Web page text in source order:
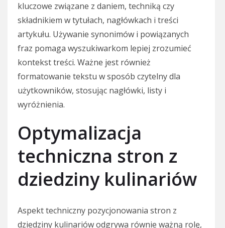
kluczowe związane z daniem, techniką czy
składnikiem w tytułach, nagłówkach i treści
artykułu. Używanie synonimów i powiązanych
fraz pomaga wyszukiwarkom lepiej zrozumieć
kontekst treści. Ważne jest również
formatowanie tekstu w sposób czytelny dla
użytkowników, stosując nagłówki, listy i
wyróżnienia.
Optymalizacja
techniczna stron z
dziedziny kulinariów
Aspekt techniczny pozycjonowania stron z
dziedziny kulinariów odgrywa równie ważną rolę,